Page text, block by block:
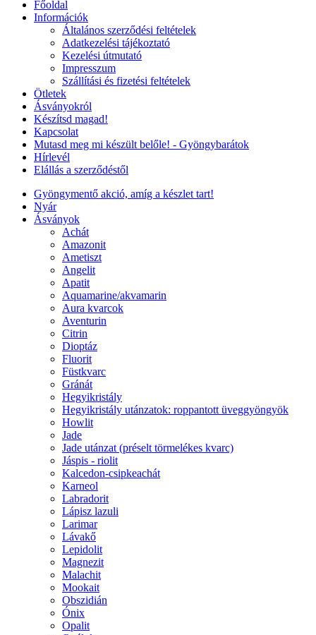
Főoldal
Információk
Általános szerződési feltételek
Adatkezelési tájékoztató
Kezelési útmutató
Impresszum
Szállítási és fizetési feltételek
Ötletek
Ásványokról
Készítsd magad!
Kapcsolat
Mutasd meg mi készült belőle! - Gyöngybarátok
Hírlevél
Elállás a szerződéstől
Gyöngymentő akció, amíg a készlet tart!
Nyár
Ásványok
Achát
Amazonit
Ametiszt
Angelit
Apatit
Aquamarine/akvamarin
Aura kvarcok
Aventurin
Citrin
Dioptáz
Fluorit
Füstkvarc
Gránát
Hegyikristály
Hegyikristály utánzatok: roppantott üveggyöngyök
Howlit
Jade
Jade utánzat (préselt törmelékes kvarc)
Jáspis - riolit
Kalcedon-csipkeachát
Karneol
Labradorit
Lápisz lazuli
Larimar
Lávakő
Lepidolit
Magnezit
Malachit
Mookait
Obszidián
Ónix
Opalit